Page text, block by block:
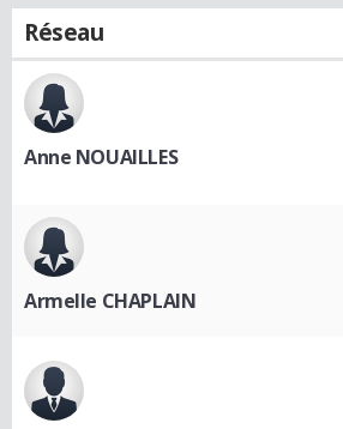
Réseau
Anne NOUAILLES
Armelle CHAPLAIN